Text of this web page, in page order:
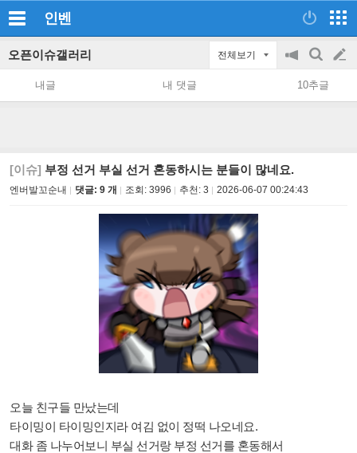
인벤
오픈이슈갤러리 전체보기
공
지
on/off
검
색
글
쓰
내글 내 댓글 10추글
[이슈] 부정 선거 부실 선거 혼동하시는 분들이 많네요.
엔버발꼬순내 댓글: 9 개 조회: 3996 추천: 3 2026-06-07 00:24:43
오늘 친구들 만났는데
타이밍이 타이밍인지라 여김 없이 정떡 나오네요.
대화 좀 나누어보니 부실 선거랑 부정 선거를 혼동해서